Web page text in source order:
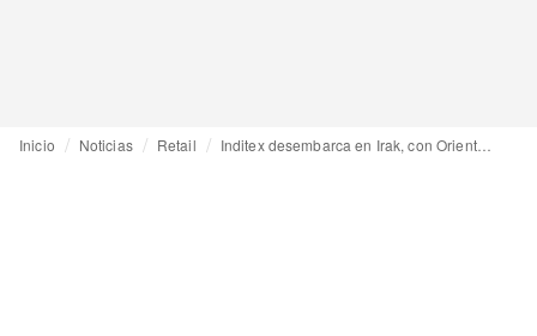
Inicio Noticias Retail Inditex desembarca en Irak, con Oriente Medio convertido en un polvorín